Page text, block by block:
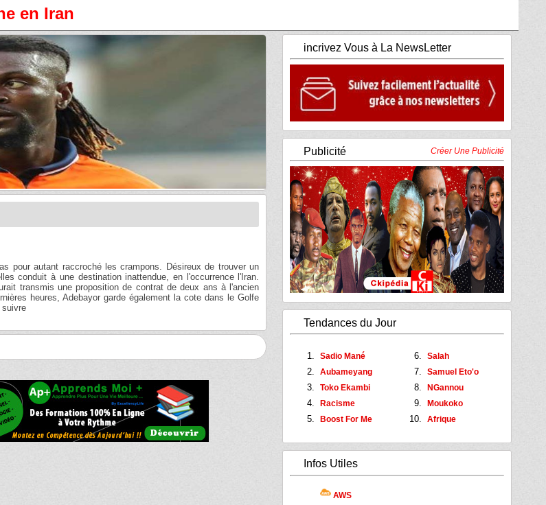
en Iran
pour autant raccroché les crampons. Désireux de trouver un
conduit à une destination inattendue, en l'occurrence l'Iran.
transmis une proposition de contrat de deux ans à l'ancien
heures, Adebayor garde également la cote dans le Golfe
suivre
incrivez Vous à La NewsLetter
Publicité Créer Une Publicité
Tendances du Jour
Sadio Mané
Aubameyang
Toko Ekambi
Racisme
Boost For Me
Salah
Samuel Eto'o
NGannou
Moukoko
Afrique
Infos Utiles
AWS